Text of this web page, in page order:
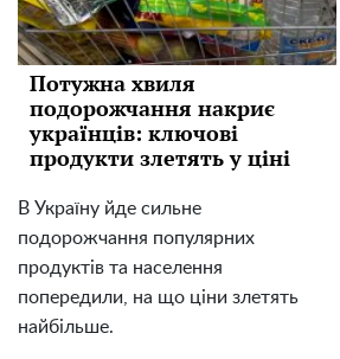
Потужна хвиля
подорожчання накриє
українців: ключові
продукти злетять у ціні
В Україну йде сильне
подорожчання популярних
продуктів та населення
попередили, на що ціни злетять
найбільше.